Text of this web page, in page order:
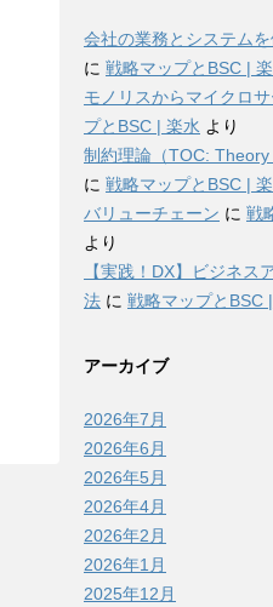
会社の業務とシステム
に 戦略マップとBSC |
モノリスからマイクロ
プとBSC | 楽水 より
制約理論（TOC:
に 戦略マップとBSC |
バリューチェーン に 戦
より
【実践！DX】ビジネス
法 に 戦略マップとBSC
アーカイブ
2026年7月
2026年6月
2026年5月
2026年4月
2026年2月
2026年1月
2025年12月